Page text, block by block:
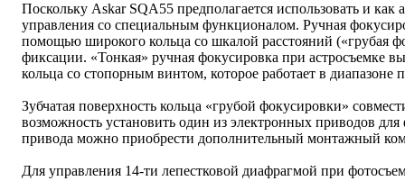
Поскольку Askar SQA55 предполагается использовать и
управления со специальным функционалом. Ручная
помощью широкого кольца со шкалой расстояний («грубая
фиксации. «Тонкая» ручная фокусировка при астросъемке
кольца со стопорным винтом, которое работает в
Зубчатая поверхность кольца «грубой фокусировки»
возможность установить один из электронных приводов
привода можно приобрести дополнительный монтажный
Для управления 14-ти лепестковой диафрагмой при